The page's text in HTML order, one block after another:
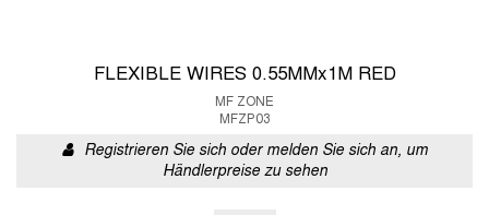
FLEXIBLE WIRES 0.55MMx1M RED
MF ZONE
MFZP03
Registrieren Sie sich oder melden Sie sich an, um
Händlerpreise zu sehen